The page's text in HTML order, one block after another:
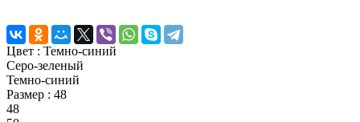
Цвет : Темно-синий
Серо-зеленый
Темно-синий
Размер : 48
48